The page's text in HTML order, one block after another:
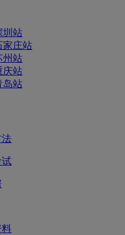
圳站
家庄站
州站
庆站
岛站
法
料